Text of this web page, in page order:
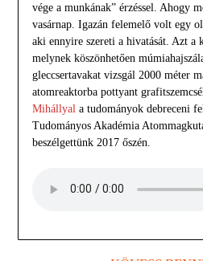
vége a munkának” érzéssel. Ahogy
vasárnap. Igazán felemelő volt egy
aki ennyire szereti a hivatását. Azt a
melynek köszönhetően
gleccsertavakat vizsgál 2000 méter
atomreaktorba pottyant
Mihállyal a tudományok debreceni
Tudományos Akadémia
beszélgettünk 2017 őszén.